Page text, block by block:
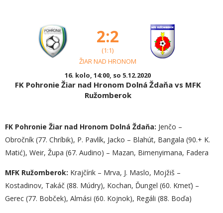
2:2
(1:1)
ŽIAR NAD HRONOM
16. kolo, 14:00, so 5.12.2020
FK Pohronie Žiar nad Hronom Dolná Ždaňa vs MFK
Ružomberok
FK Pohronie Žiar nad Hronom Dolná Ždaňa: Jenčo –
Obročník (77. Chríbik), P. Pavlík, Jacko – Blahút, Bangala (90.+ K.
Matić), Weir, Župa (67. Audino) – Mazan, Bimenyimana, Fadera
MFK Ružomberok: Krajčírik – Mrva, J. Maslo, Mojžiš –
Kostadinov, Takáč (88. Múdry), Kochan, Ďungel (60. Kmeť) –
Gerec (77. Bobček), Almási (60. Kojnok), Regáli (88. Boďa)